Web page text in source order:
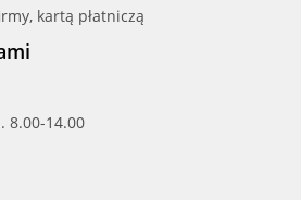
kartą płatniczą
8.00-14.00